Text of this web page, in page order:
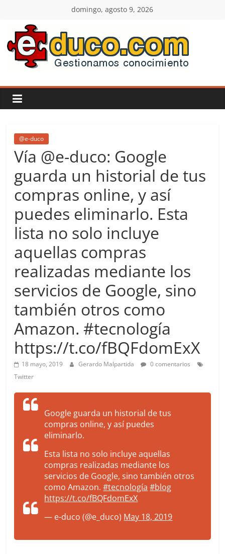
contenido
domingo, agosto 9, 2026
E-
duco:
Gestión
del
Conocimiento
Learn
Do
more.
Be
more.
@e-duco
Vía @e-duco: Google
guarda un historial de tus
compras online, y así
puedes eliminarlo. Esta
lista no solo incluye
aquellas compras
realizadas mediante los
servicios de Google, sino
también otros como
Amazon. #tecnología
https://t.co/fBQFdomExX
18 mayo, 2019 Gerardo Malpartida
0 comentarios
Twitter
Google guarda un historial de tus
compras online, y así puedes
eliminarlo.
Esta lista no solo incluye aquellas
compras realizadas mediante los
servicios de Google, sino también otros
como Amazon.#tecnología #blog
https://t.co/fBQFdomExX
— e-duco (@e_duco) May 18, 2019